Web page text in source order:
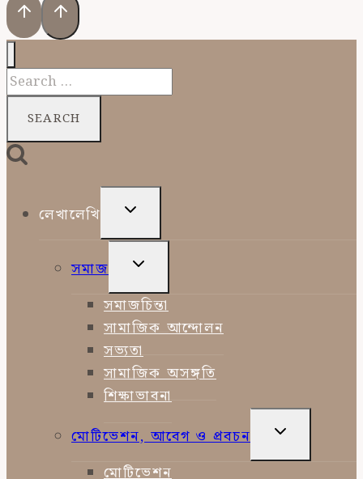
Search
for:
লেখালেখি
TOGGLE
MENU
সমাজ
TOGGLE
MENU
সমাজচিন্তা
সামাজিক আন্দোলন
সভ্যতা
সামাজিক অসঙ্গতি
শিক্ষাভাবনা
মোটিভেশন, আবেগ ও প্রবচন
TOGGLE
মোটিভেশন